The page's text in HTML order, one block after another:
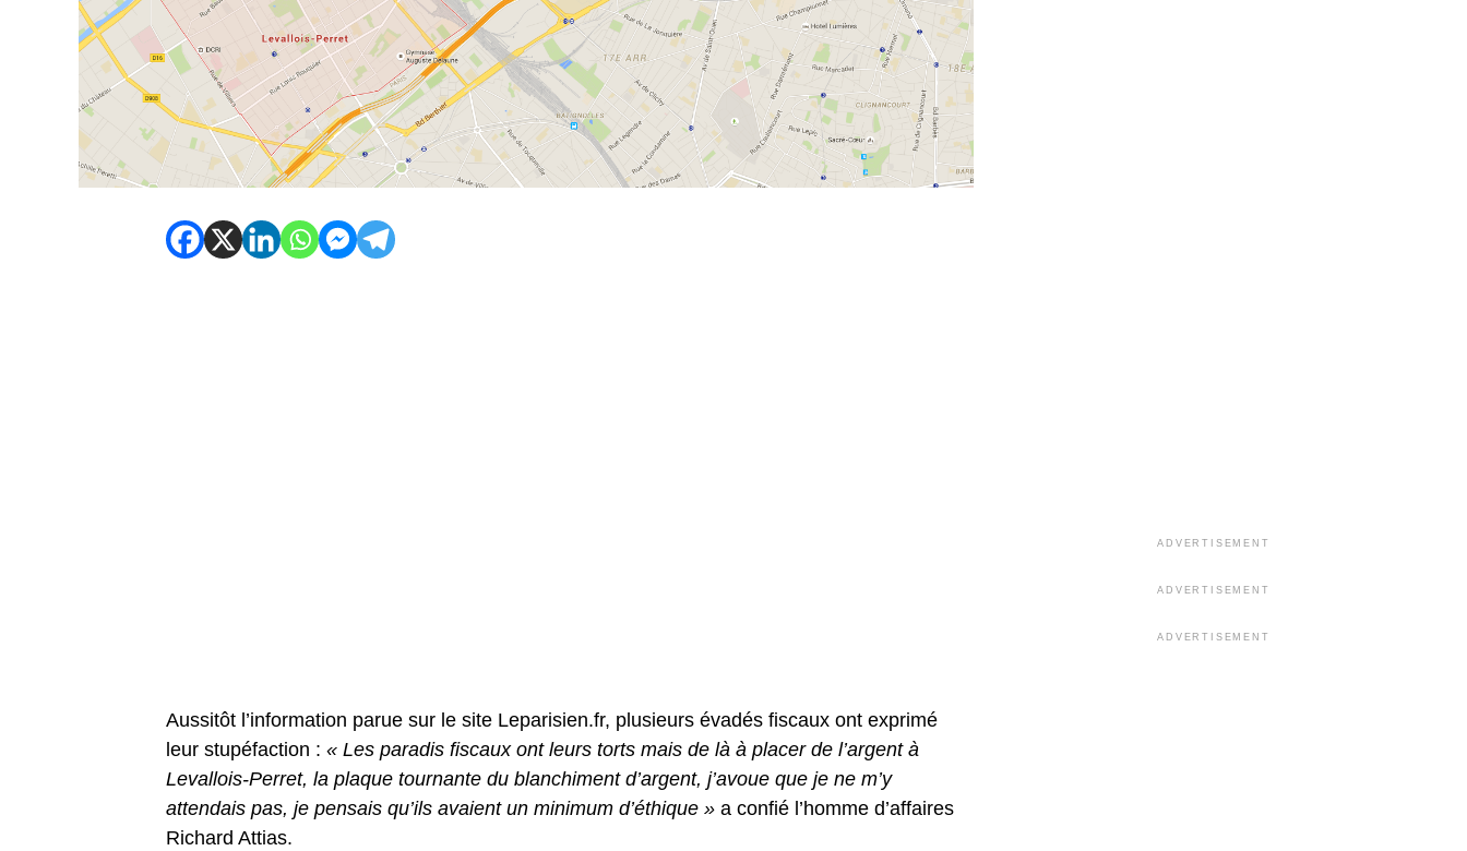
Aussitôt l’information parue sur le site Leparisien.fr, plusieurs évadés fiscaux ont exprimé
leur stupéfaction : « Les paradis fiscaux ont leurs torts mais de là à placer de l’argent à
Levallois-Perret, la plaque tournante du blanchiment d’argent, j’avoue que je ne m’y
attendais pas, je pensais qu’ils avaient un minimum d’éthique » a confié l’homme d’affaires
Richard Attias.
ADVERTISEMENT
ADVERTISEMENT
ADVERTISEMENT